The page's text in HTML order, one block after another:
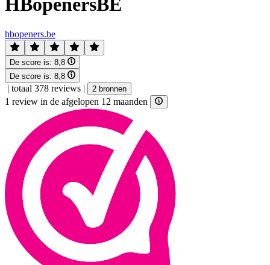
HBopenersBE
hbopeners.be
De score is: 8,8
De score is: 8,8
| totaal 378 reviews | 2 bronnen
1 review in de afgelopen 12 maanden